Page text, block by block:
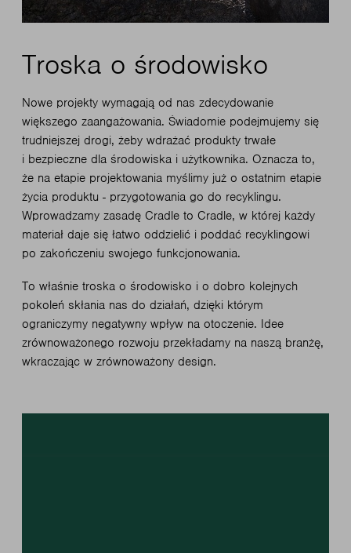
Troska o środowisko
Nowe projekty wymagają od nas zdecydowanie
większego zaangażowania. Świadomie podejmujemy się
trudniejszej drogi, żeby wdrażać produkty trwałe
i bezpieczne dla środowiska i użytkownika. Oznacza to,
że na etapie projektowania myślimy już o ostatnim etapie
życia produktu - przygotowania go do recyklingu.
Wprowadzamy zasadę Cradle to Cradle, w której każdy
materiał daje się łatwo oddzielić i poddać recyklingowi
po zakończeniu swojego funkcjonowania.
To właśnie troska o środowisko i o dobro kolejnych
pokoleń skłania nas do działań, dzięki którym
ograniczymy negatywny wpływ na otoczenie. Idee
zrównoważonego rozwoju przekładamy na naszą branżę,
wkraczając w zrównoważony design.